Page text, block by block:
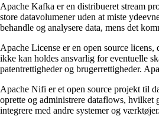
Apache Kafka er en distribueret stream
store datavolumener uden at miste
behandle og analysere data, mens det
Apache License er en open source
ikke kan holdes ansvarlig for eventuelle
patentrettigheder og brugerrettigheder.
Apache Nifi er et open source projekt til
oprette og administrere dataflows,
integrere med andre systemer og